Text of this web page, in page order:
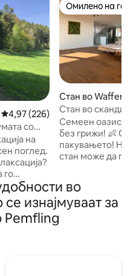
Просечна оцена: 4,97 од 5,
4,97 (226)
со
на
поглед.
го
и
Омилено на
Омилено на
Стан во
Стан во
Семеен оазис со
без грижи! 👶
пакувањето! Нашиот светол, модерен
стан може да го
единечни или
Специјално за
Вклучени се 2
во
изнајмуваат за
Pemfling